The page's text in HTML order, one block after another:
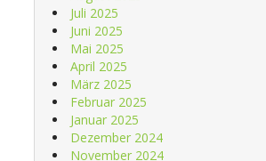
Juli 2025
Juni 2025
Mai 2025
April 2025
März 2025
Februar 2025
Januar 2025
Dezember 2024
November 2024